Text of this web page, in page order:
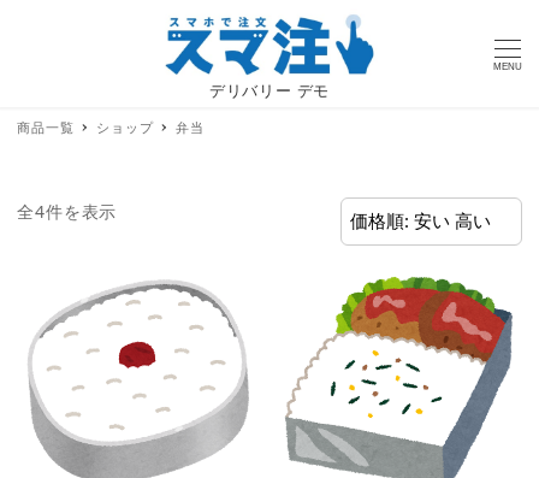
デリバリー デモ
MENU
商品一覧 ショップ 弁当
全4件を表示
安
い
→
高